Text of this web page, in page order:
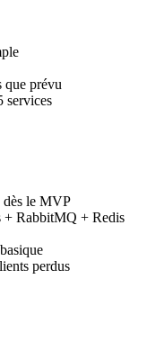
que prévu
services
dès le MVP
+ RabbitMQ + Redis
perdus